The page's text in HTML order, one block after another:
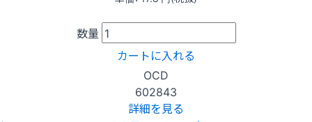
数量
カートに入れる
OCD
602843
詳細を見る